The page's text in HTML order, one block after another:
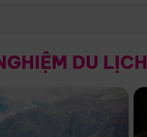
DU LỊCH